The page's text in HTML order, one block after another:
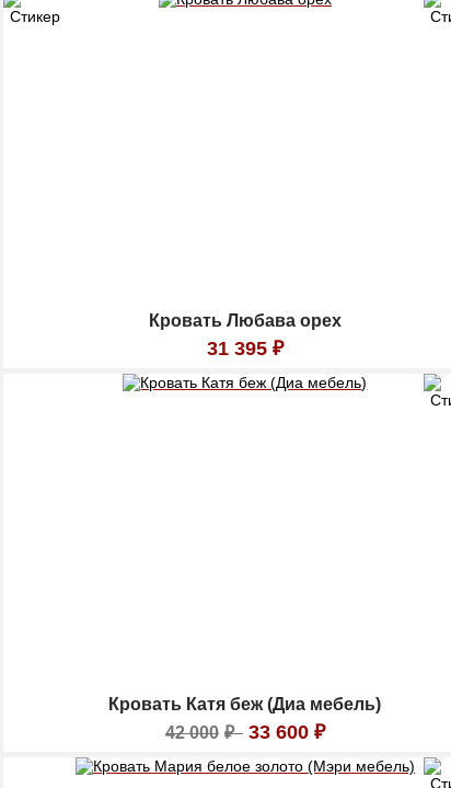
Кровать Любава орех
31 395 ₽
Кровать Катя беж (Диа мебель)
42 000 ₽ 33 600 ₽